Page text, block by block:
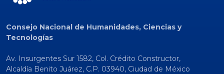
Consejo Nacional de Humanidades, Ciencias y
Tecnologías
Av. Insurgentes Sur 1582, Col. Crédito Constructor,
Alcaldía Benito Juárez, C.P. 03940, Ciudad de México